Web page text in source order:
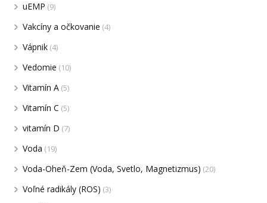
uEMP (9)
Vakcíny a očkovanie (4)
Vápnik (4)
Vedomie (10)
Vitamín A (5)
Vitamín C (5)
vitamín D (7)
Voda (19)
Voda-Oheň-Zem (Voda, Svetlo, Magnetizmus) (20)
Voľné radikály (ROS) (3)